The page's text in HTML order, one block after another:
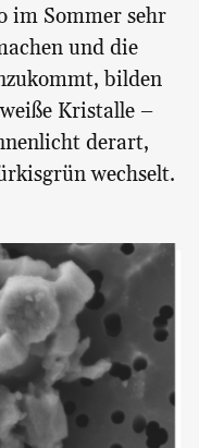
im Sommer sehr
und die
bilden
Kristalle –
derart,
wechselt.